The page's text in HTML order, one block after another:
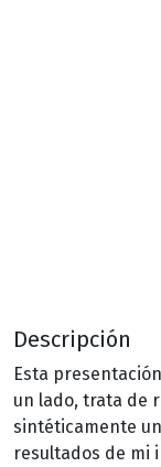
Descripción
Esta
un lado, trata de
sintéticamente
resultados de mi